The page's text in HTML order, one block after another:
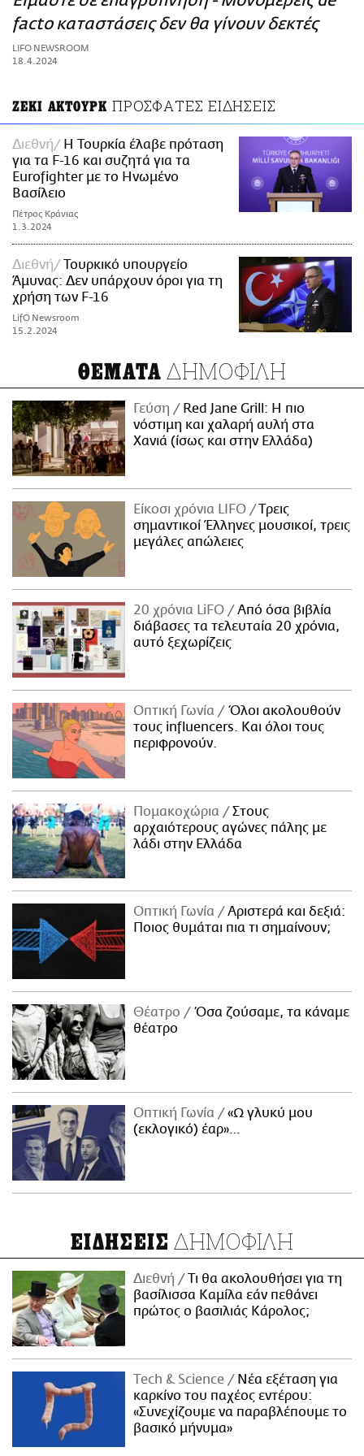
ΑΜΠΑ
PRINT
facto καταστάσεις δεν θα γίνουν δεκτές
LIFO NEWSROOM
18.4.2024
ΖΕΚΙ ΑΚΤΟΥΡΚ ΠΡΟΣΦΑΤΕΣ ΕΙΔΗΣΕΙΣ
Διεθνή
Η Τουρκία έλαβε πρόταση
για τα F-16 και συζητά για τα
Eurofighter με το Ηνωμένο
Βασίλειο
Πέτρος Κράνιας
1.3.2024
Διεθνή
Τουρκικό υπουργείο
Άμυνας: Δεν υπάρχουν όροι για τη
χρήση των F-16
LifO Newsroom
15.2.2024
ΘΕΜΑΤΑ ΔΗΜΟΦΙΛΗ
Γεύση
Red Jane Grill: Η πιο
νόστιμη και χαλαρή αυλή στα
Χανιά (ίσως και στην Ελλάδα)
Είκοσι χρόνια LIFO
Tρεις
σημαντικοί Έλληνες μουσικοί, τρεις
μεγάλες απώλειες
20 χρόνια LiFO
Από όσα βιβλία
διάβασες τα τελευταία 20 χρόνια,
αυτό ξεχωρίζεις
Οπτική Γωνία
Όλοι ακολουθούν
τους influencers. Και όλοι τους
περιφρονούν.
Πομακοχώρια
Στους
αρχαιότερους αγώνες πάλης με
λάδι στην Ελλάδα
Οπτική Γωνία
Αριστερά και δεξιά:
Ποιος θυμάται πια τι σημαίνουν;
Θέατρο
Όσα ζούσαμε, τα κάναμε
θέατρο
Οπτική Γωνία
«Ω γλυκύ μου
(εκλογικό) έαρ»…
ΕΙΔΗΣΕΙΣ ΔΗΜΟΦΙΛΗ
Διεθνή
Τι θα ακολουθήσει για τη
βασίλισσα Καμίλα εάν πεθάνει
πρώτος ο βασιλιάς Κάρολος;
Τech & Science
Νέα εξέταση για
καρκίνο του παχέος εντέρου:
«Συνεχίζουμε να παραβλέπουμε το
βασικό μήνυμα»